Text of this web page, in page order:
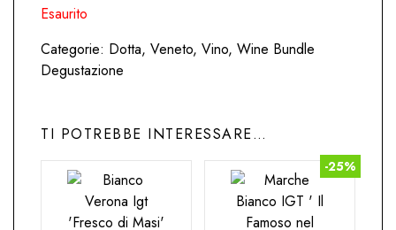
era:
25,90€.
è:
Esaurito
Categorie: Dotta, Veneto, Vino, Wine Bundle
Degustazione
TI POTREBBE INTERESSARE…
-25%